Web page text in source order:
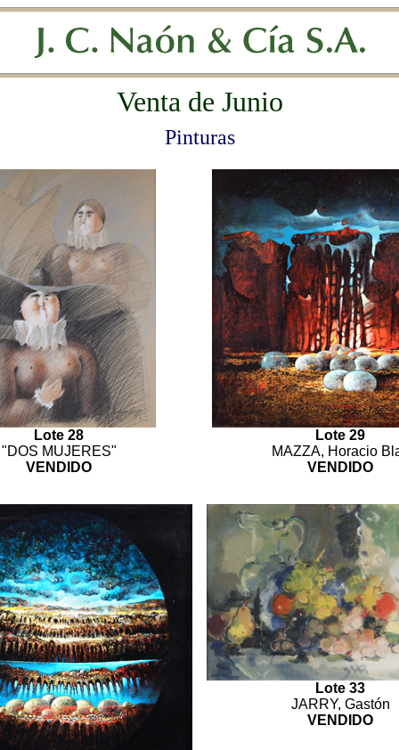
Venta de Junio
Pinturas
Lote 28
"DOS MUJERES"
VENDIDO
Lote 29
MAZZA, Horacio
VENDIDO
Lote 33
JARRY, Gastón
VENDIDO